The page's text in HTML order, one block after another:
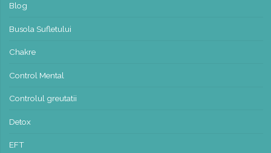
Blog
Busola Sufletului
Chakre
Control Mental
Controlul greutatii
Detox
EFT